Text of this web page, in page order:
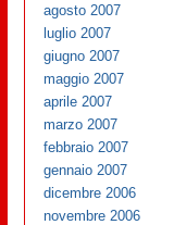
agosto 2007
luglio 2007
giugno 2007
maggio 2007
aprile 2007
marzo 2007
febbraio 2007
gennaio 2007
dicembre 2006
novembre 2006